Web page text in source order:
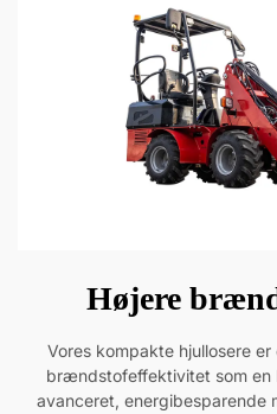
Højere
Vores kompakte hjullosere
brændstofeffektivitet som en
avanceret,